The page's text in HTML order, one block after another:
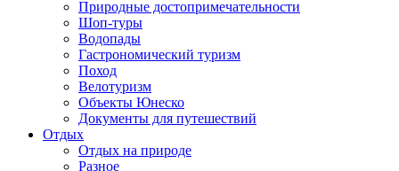
Природные достопримечательности
Шоп-туры
Водопады
Гастрономический туризм
Поход
Велотуризм
Объекты Юнеско
Документы для путешествий
Отдых
Отдых на природе
Разное